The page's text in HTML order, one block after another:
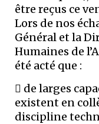
être reçus ce
Lors de nos
Général et la
Humaines de
été acté que :
 de larges
existent en
discipline